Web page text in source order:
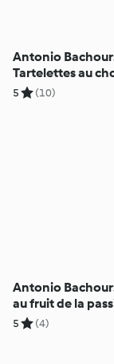
Antonio
Tartelettes au
aux framboises
5 (10)
Antonio
au fruit de la
brioche et fruits
5 (4)